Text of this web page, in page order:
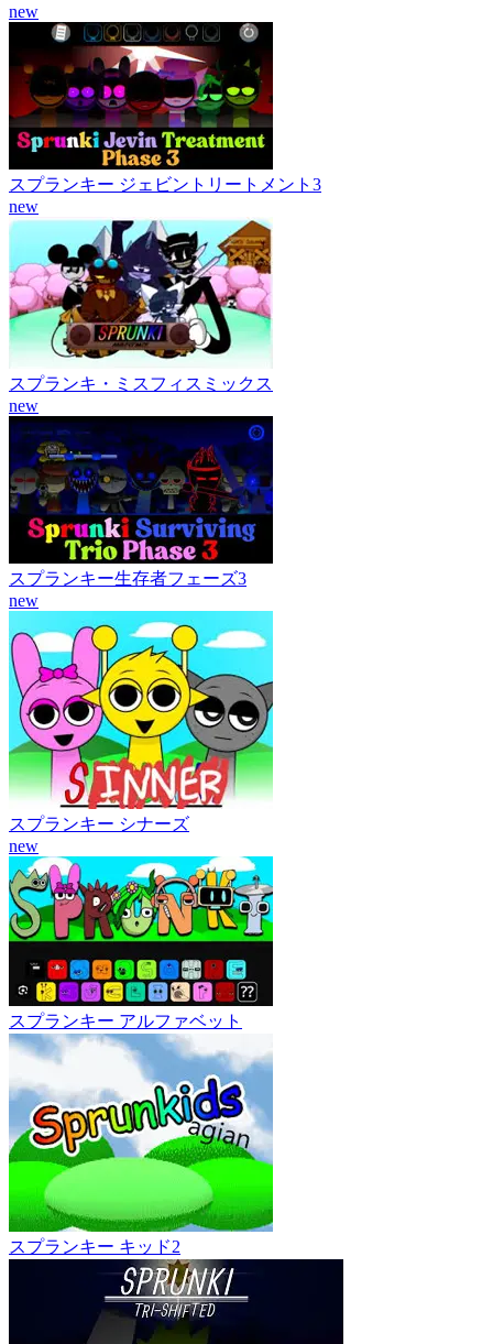
new
スプランキー ジェビントリートメント3
new
スプランキ・ミスフィスミックス
new
スプランキー生存者フェーズ3
new
スプランキー シナーズ
new
スプランキー アルファベット
スプランキー キッド2